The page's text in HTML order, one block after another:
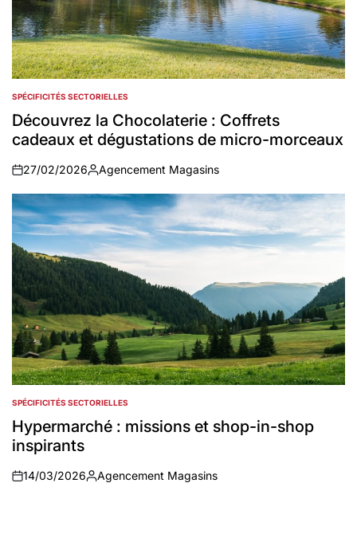
POSTED
IN
SPÉCIFICITÉS SECTORIELLES
Découvrez la Chocolaterie : Coffrets
cadeaux et dégustations de micro-morceaux
on
27/02/2026
Auteur
Agencement Magasins
POSTED
IN
SPÉCIFICITÉS SECTORIELLES
Hypermarché : missions et shop-in-shop
inspirants
on
14/03/2026
Auteur
Agencement Magasins